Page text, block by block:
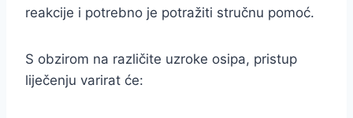
reakcije i potrebno je potražiti stručnu pomoć.
S obzirom na različite uzroke osipa, pristup
liječenju varirat će: